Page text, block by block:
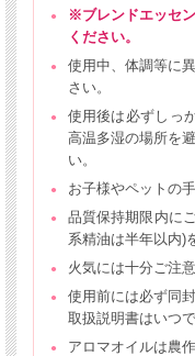
※ブレンドエッセ
ください。
使用中、体調等に
さい。
使用後は必ずしっ
高温多湿の場所を
い。
お子様やペットの
品質保持期限内に
系精油は半年以内)
火気には十分ご注意
使用前には必ず同
取扱説明書はいつ
アロマオイルは農